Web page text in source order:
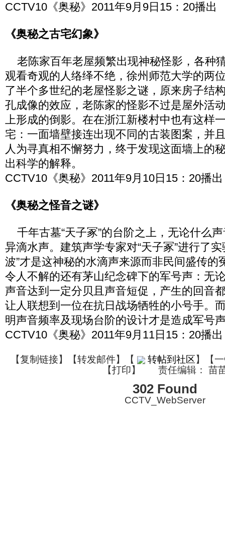
CCTV10《奥秘》2011年9月9日15：20播出
《奥秘之古宅幻象》
老陈家百年老屋频繁出现神秘怪影，各种
观看奇观的人络绎不绝，徐州师范大学的两
了半个多世纪的老屋怪影之谜，原来房子结
孔成像的效应，老陈家的怪影不过是屋外活
上形成的倒影。在在浙江新楼村中也有这样
宅：一面墙壁接连出现不同的古装图案，并
人为寻真相不懈努力，终于发现这面墙上的
出科学的解释。
CCTV10《奥秘》2011年9月10日15：20播出
《奥秘之怪音之谜》
千年古墓“天子冢”的台阶之上，无论什么
异滴水声。建筑声学专家对“天子冢”进行了
波”才是这神秘的水滴声来源而非民间盛传的
令人不解的还有茅山纪念碑下的军号声：无
声音达到一定分贝且声音短促，产生的回音
让人联想到一位在抗日战场牺牲的小号手。
明声音频率及现场台阶的设计才是造成军号
CCTV10《奥秘》2011年9月11日15：20播出
【复制链接】【转发邮件】 【 转帖到社区】【
【打印】 责任编辑： 苗
302 Found
CCTV_WebServer